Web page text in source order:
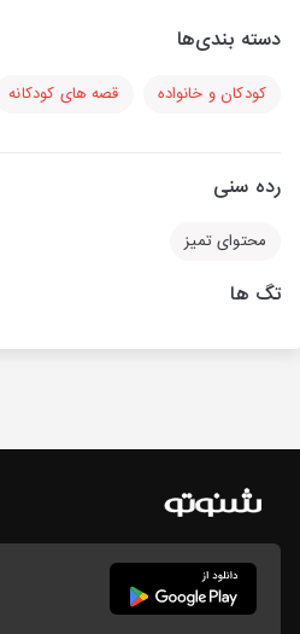
دسته بندی‌ها
کودکان و خانواده قصه های کودکانه
رده سنی
محتوای تمیز
تگ ها